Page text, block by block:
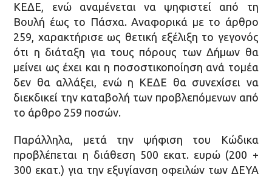
ΚΕΔΕ, ενώ αναμένεται να ψηφιστεί από τη
Βουλή έως το Πάσχα. Αναφορικά με το άρθρο
259, χαρακτήρισε ως θετική εξέλιξη το γεγονός
ότι η διάταξη για τους πόρους των Δήμων θα
μείνει ως έχει και η ποσοστικοποίηση ανά τομέα
δεν θα αλλάξει, ενώ η ΚΕΔΕ θα συνεχίσει να
διεκδικεί την καταβολή των προβλεπόμενων από
το άρθρο 259 ποσών.
Παράλληλα, μετά την ψήφιση του Κώδικα
προβλέπεται η διάθεση 500 εκατ. ευρώ (200 +
300 εκατ.) για την εξυγίανση οφειλών των ΔΕΥΑ